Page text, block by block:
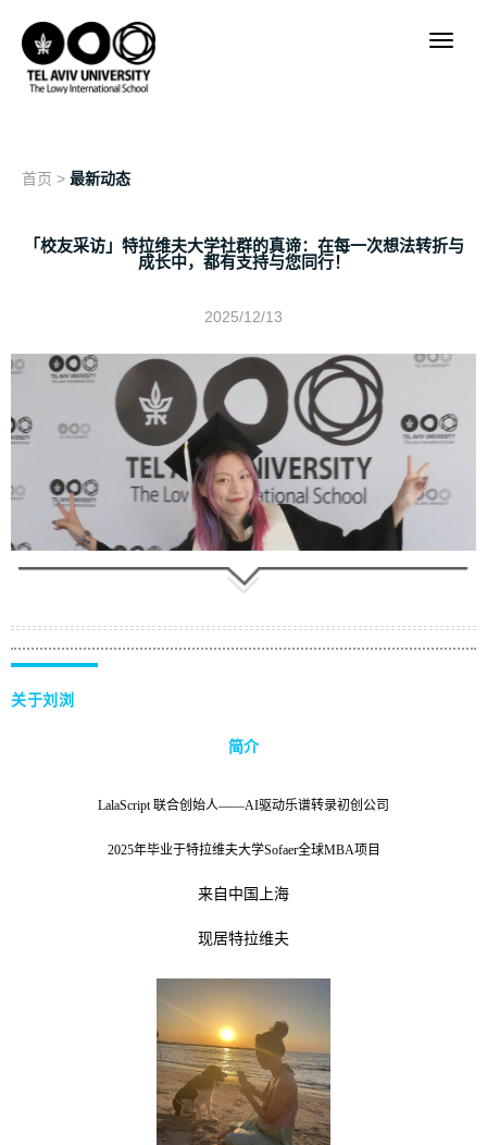
首页 > 最新动态
「校友采访」特拉维夫大学社群的真谛：在每一次想法转折与
成长中，都有支持与您同行！
2025/12/13
关于刘浏
简介
LalaScript 联合创始人——AI驱动乐谱转录初创公司
2025年毕业于特拉维夫大学Sofaer全球MBA项目
来自中国上海
现居特拉维夫